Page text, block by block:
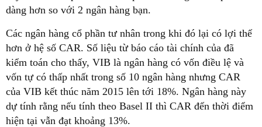
dàng hơn so với 2 ngân hàng bạn.
Các ngân hàng cổ phần tư nhân trong khi đó lại có lợi thế
hơn ở hệ số CAR. Số liệu từ báo cáo tài chính của đã
kiểm toán cho thấy, VIB là ngân hàng có vốn điều lệ và
vốn tự có thấp nhất trong số 10 ngân hàng nhưng CAR
của VIB kết thúc năm 2015 lên tới 18%. Ngân hàng này
dự tính rằng nếu tính theo Basel II thì CAR đến thời điểm
hiện tại vẫn đạt khoảng 13%.